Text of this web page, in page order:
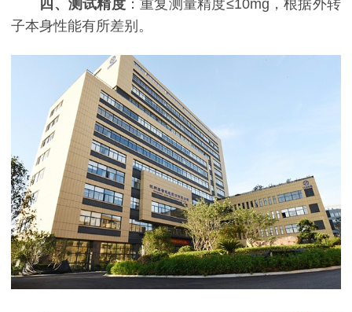
四、测试精度：重复测量精度≤10mg，根据外转
子本身性能有所差别。